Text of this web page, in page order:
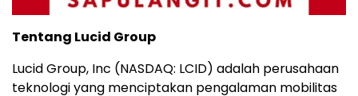
Tentang Lucid Group
Lucid Group, Inc (NASDAQ: LCID) adalah perusahaan
teknologi yang menciptakan pengalaman mobilitas